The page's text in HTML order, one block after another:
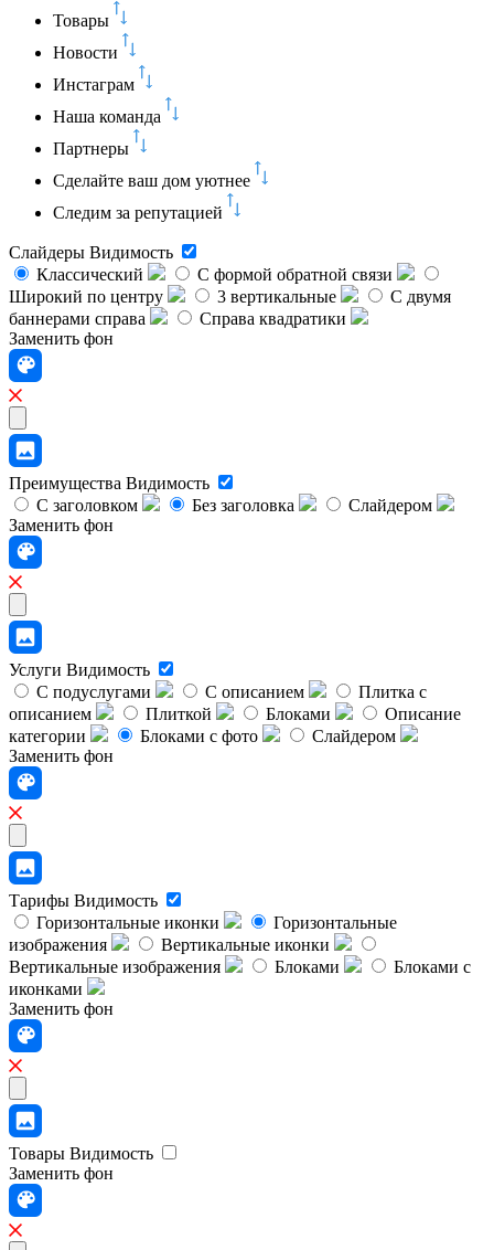
Товары
Новости
Инстаграм
Наша команда
Партнеры
Сделайте ваш дом уютнее
Следим за репутацией
Слайдеры Видимость
Классический
C формой обратной связи
Широкий по центру
3 вертикальные
С двумя
баннерами справа
Справа квадратики
Заменить фон
Преимущества Видимость
С заголовком
Без заголовка
Слайдером
Заменить фон
Услуги Видимость
С подуслугами
С описанием
Плитка с
описанием
Плиткой Блоками
Описание
категории
Блоками с фото
Слайдером
Заменить фон
Тарифы Видимость
Горизонтальные иконки
Горизонтальные
изображения
Вертикальные иконки
Вертикальные изображения
Блоками
Блоками с
иконками
Заменить фон
Товары Видимость
Заменить фон